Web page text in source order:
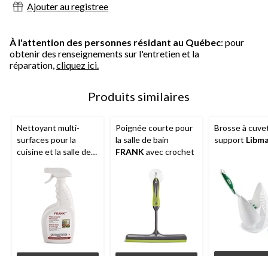
Ajouter au registree
À l'attention des personnes résidant au Québec: pour
obtenir des renseignements sur l'entretien et la
réparation,cliquez ici.
Produits similaires
Nettoyant multi-
surfaces pour la
cuisine et la salle de
agrumes, 650 mL
Poignée courte pour
la salle de bain
FRANK avec crochet
Brosse à
support